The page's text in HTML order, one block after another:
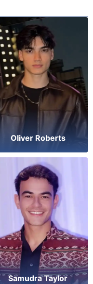
Oliver Roberts
Samudra Taylor